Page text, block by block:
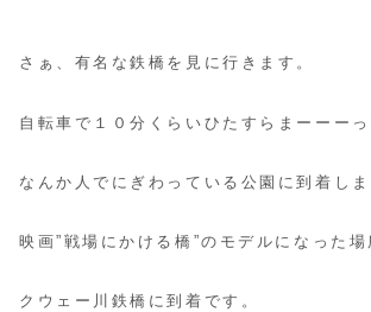
さぁ、有名な鉄橋を見に行きます。
自転車で１０分くらいひたすらまーーーっ
なんか人でにぎわっている公園に到着しま
映画”戦場にかける橋”のモデルになった場
クウェー川鉄橋に到着です。